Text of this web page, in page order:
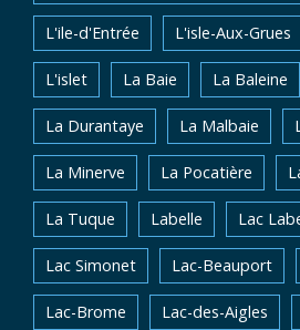
L'ile-d'Entrée L'isle-Aux-Grues
L'islet La Baie La Baleine
La Durantaye La Malbaie
La Minerve La Pocatière
La Tuque Labelle Lac
Lac Simonet Lac-Beauport
Lac-Brome Lac-des-Aigles